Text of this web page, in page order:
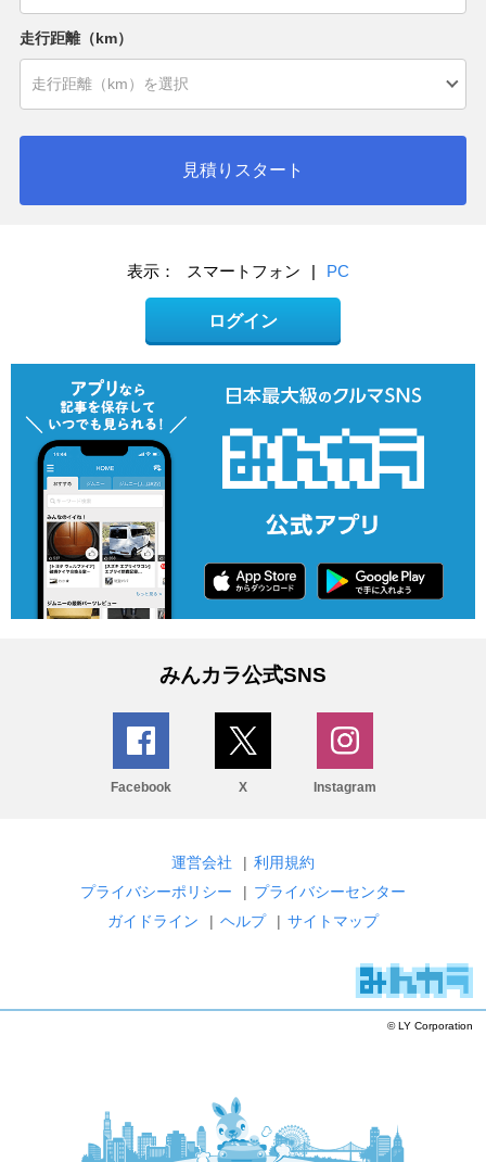
走行距離（km）
見積りスタート
表示： スマートフォン | PC
ログイン
みんカラ公式SNS
Facebook X Instagram
運営会社 | 利用規約
プライバシーポリシー
| プライバシーセンター
ガイドライン
| ヘルプ | サイトマップ
© LY Corporation